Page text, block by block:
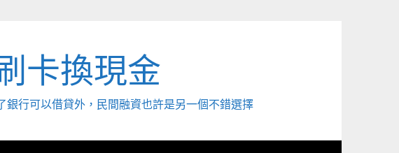
卡換現金
行可以借貸外，民間融資也許是另一個不錯選擇